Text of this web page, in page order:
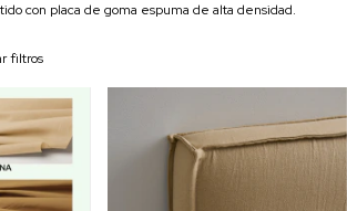
con placa de goma espuma de alta densidad.
filtros